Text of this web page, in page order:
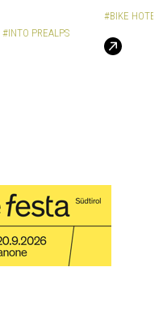
#INTO PREALPS
#BIKE HOTEL